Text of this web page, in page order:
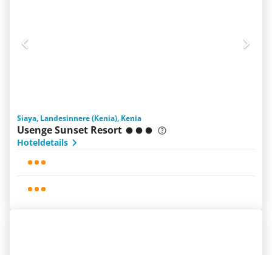
Siaya, Landesinnere (Kenia), Kenia
Usenge Sunset Resort
Hoteldetails